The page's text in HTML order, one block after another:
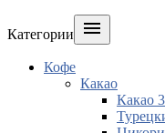
Категории 
Кофе
Какао
Какао